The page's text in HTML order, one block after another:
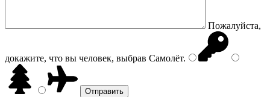
Пожалуйста,
докажите, что вы человек, выбрав Самолёт.